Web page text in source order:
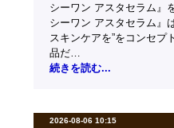
シーワン アスタセラム』
シーワン アスタセラム』
スキンケアを”をコンセプ
品だ…
続きを読む...
2026-08-06 10:15